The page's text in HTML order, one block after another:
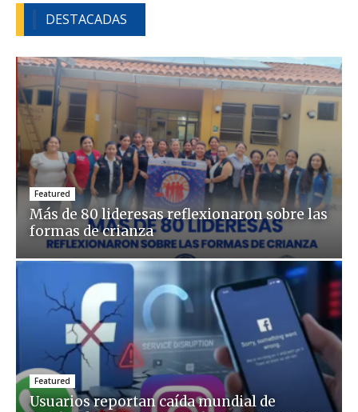
DESTACADAS
Featured
Más de 80 lideresas reflexionaron sobre las
formas de crianza
Featured
Usuarios reportan caída mundial de